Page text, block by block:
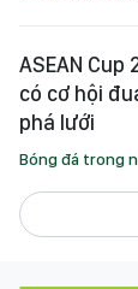
ASEAN
có cơ hội
phá lưới
Bóng đá trong